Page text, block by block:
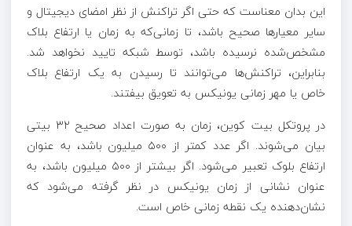
این بدان معناست که حتی اگر تراکنش از نظر امضای دیجیتال و
سایر معیارها صحیح باشد، تا زمانی‌که به زمان یا ارتفاع بلاک
مشخص‌شده نرسیده باشد، توسط شبکه تایید نخواهد شد.
بنابراین، تراکنش‌ها می‌توانند تا رسیدن به یک ارتفاع بلاک
خاص یا مهر زمانی یونیکس به تعویق بیفتند.
در پروتکل بیت کوین، زمان به صورت اعداد صحیح ۳۲ بیتی
بیان می‌شوند. اگر عدد کمتر از ۵۰۰ میلیون باشد، به عنوان
ارتفاع بلوک تعبیر می‌شود. اگر بیشتر از ۵۰۰ میلیون باشد، به
عنوان نشانی از زمان یونیکس در نظر گرفته می‌شود که
نشان‌دهنده یک نقطه زمانی خاص است.